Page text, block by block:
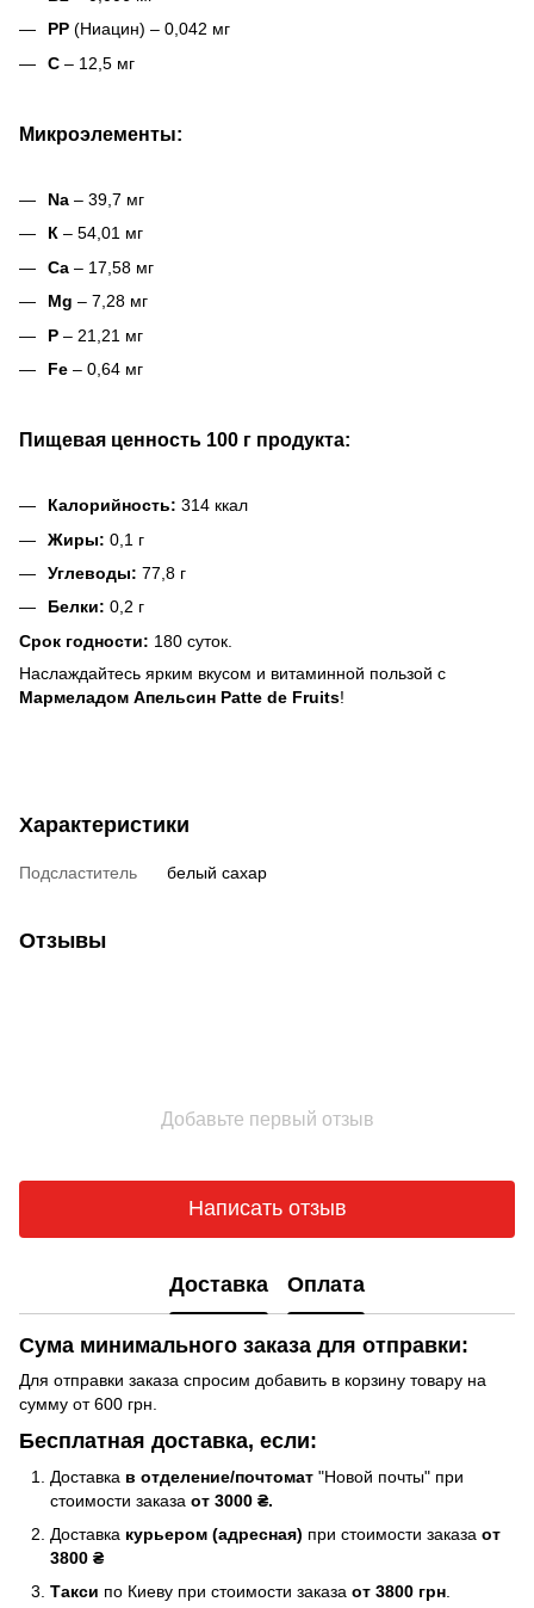
PP (Ниацин) – 0,042 мг
C – 12,5 мг
Микроэлементы:
Na – 39,7 мг
К – 54,01 мг
Са – 17,58 мг
Mg – 7,28 мг
P – 21,21 мг
Fe – 0,64 мг
Пищевая ценность 100 г продукта:
Калорийность: 314 ккал
Жиры: 0,1 г
Углеводы: 77,8 г
Белки: 0,2 г
Срок годности: 180 суток.
Наслаждайтесь ярким вкусом и витаминной пользой с
Мармеладом Апельсин Patte de Fruits!
Характеристики
Подсластитель белый сахар
Отзывы
Добавьте первый отзыв
Написать отзыв
Доставка Оплата
Сума минимального заказа для отправки:
Для отправки заказа спросим добавить в корзину товару на
сумму от 600 грн.
Бесплатная доставка, если:
Доставка в отделение/почтомат "Новой почты" при
стоимости заказа от 3000 ₴.
Доставка курьером (адресная) при стоимости заказа от
3800 ₴
Такси по Киеву при стоимости заказа от 3800 грн.